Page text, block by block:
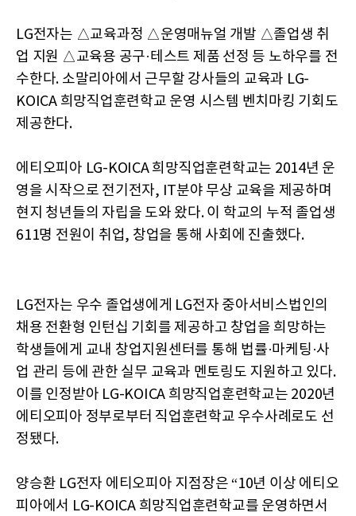
LG전자는 △교육과정 △운영매뉴얼 개발 △졸업생 취
업 지원 △교육용 공구·테스트 제품 선정 등 노하우를 전
수한다. 소말리아에서 근무할 강사들의 교육과 LG-
KOICA 희망직업훈련학교 운영 시스템 벤치마킹 기회도
제공한다.
에티오피아 LG-KOICA 희망직업훈련학교는 2014년 운
영을 시작으로 전기전자, IT분야 무상 교육을 제공하며
현지 청년들의 자립을 도와 왔다. 이 학교의 누적 졸업생
611명 전원이 취업, 창업을 통해 사회에 진출했다.
LG전자는 우수 졸업생에게 LG전자 중아서비스법인의
채용 전환형 인턴십 기회를 제공하고 창업을 희망하는
학생들에게 교내 창업지원센터를 통해 법률·마케팅·사
업 관리 등에 관한 실무 교육과 멘토링도 지원하고 있다.
이를 인정받아 LG-KOICA 희망직업훈련학교는 2020년
에티오피아 정부로부터 직업훈련학교 우수사례로도 선
정됐다.
양승환 LG전자 에티오피아 지점장은 “10년 이상 에티오
피아에서 LG-KOICA 희망직업훈련학교를 운영하면서